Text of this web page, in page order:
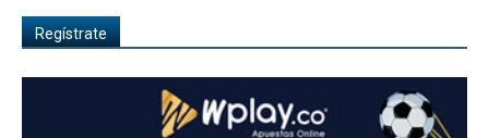
Regístrate